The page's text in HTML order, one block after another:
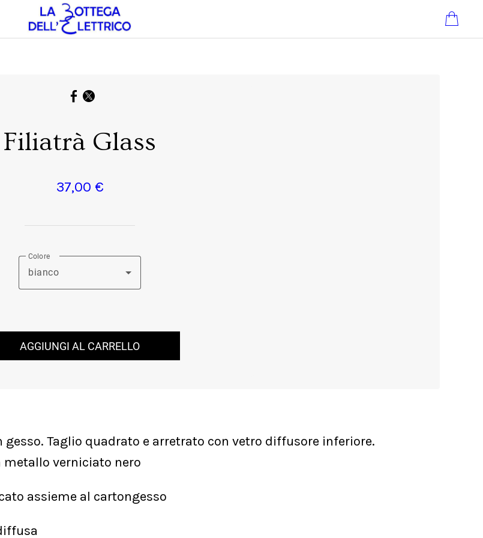
Filiatrà Glass
37,00 €
Colore
bianco
AGGIUNGI AL CARRELLO
Taglio quadrato e arretrato con vetro diffusore inferiore.
metallo verniciato nero
assieme al cartongesso